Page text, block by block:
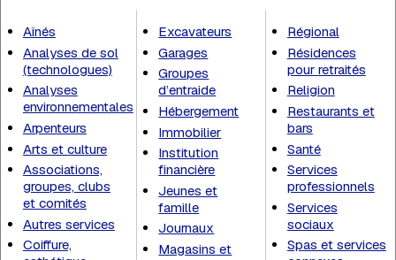
Aînés
Analyses de sol
(technologues)
Analyses
environnementales
Arpenteurs
Arts et culture
Associations,
groupes, clubs
et comités
Autres services
Coiffure,
Excavateurs
Garages
Groupes
d’entraide
Hébergement
Immobilier
Institution
financière
Jeunes et
famille
Journaux
Magasins et
Régional
Résidences
pour retraités
Religion
Restaurants et
bars
Santé
Services
professionnels
Services
sociaux
Spas et services